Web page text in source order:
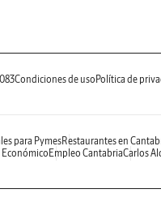
Condiciones de uso Política de
para PymesRestaurantes en
Económico Empleo CantabriaCarlos